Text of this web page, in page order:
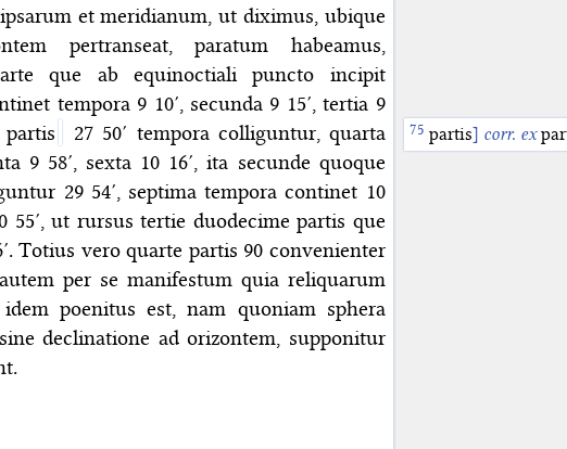
et meridianum, ut diximus, ubique
pertranseat, paratum habeamus,
que ab equinoctiali puncto incipit
tempora 9 10′, secunda 9 15′, tertia 9
partis
partis] corr. ex
27 50′ tempora colliguntur, quarta
9 58′, sexta 10 16′, ita secunde quoque
29 54′, septima tempora continet 10
55′, ut rursus tertie duodecime partis que
Totius vero quarte partis 90 convenienter
per se manifestum quia reliquarum
poenitus est, nam quoniam sphera
declinatione ad orizontem, supponitur